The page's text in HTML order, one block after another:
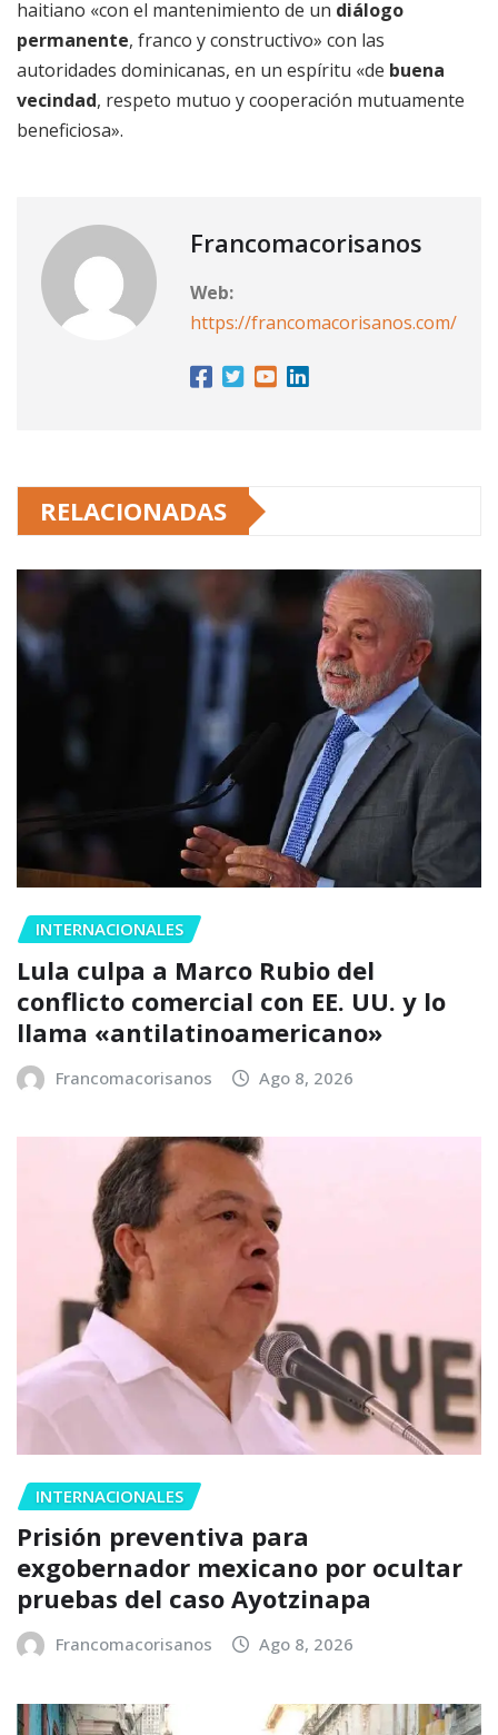
haitiano «con el mantenimiento de un diálogo
permanente, franco y constructivo» con las
autoridades dominicanas, en un espíritu «de buena
vecindad, respeto mutuo y cooperación mutuamente
beneficiosa».
Francomacorisanos
Web:
https://francomacorisanos.com/
RELACIONADAS
INTERNACIONALES
Lula culpa a Marco Rubio del
conflicto comercial con EE. UU. y lo
llama «antilatinoamericano»
Francomacorisanos Ago 8, 2026
INTERNACIONALES
Prisión preventiva para
exgobernador mexicano por ocultar
pruebas del caso Ayotzinapa
Francomacorisanos Ago 8, 2026